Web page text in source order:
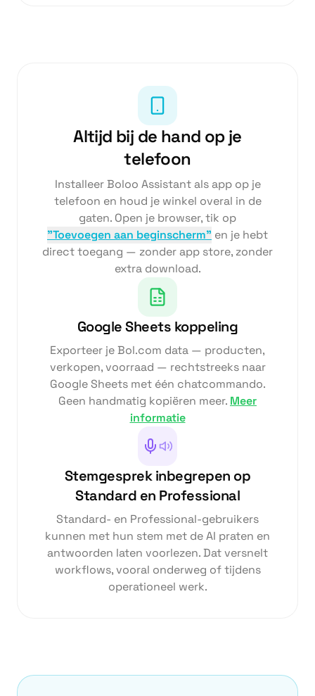
Altijd bij de hand op je
telefoon
Installeer Boloo Assistant als app op je
telefoon en houd je winkel overal in de
gaten. Open je browser, tik op
"Toevoegen aan beginscherm" en je hebt
direct toegang — zonder app store, zonder
extra download.
Google Sheets koppeling
Exporteer je Bol.com data — producten,
verkopen, voorraad — rechtstreeks naar
Google Sheets met één chatcommando.
Geen handmatig kopiëren meer. Meer
informatie
Stemgesprek inbegrepen op
Standard en Professional
Standard- en Professional-gebruikers
kunnen met hun stem met de AI praten en
antwoorden laten voorlezen. Dat versnelt
workflows, vooral onderweg of tijdens
operationeel werk.